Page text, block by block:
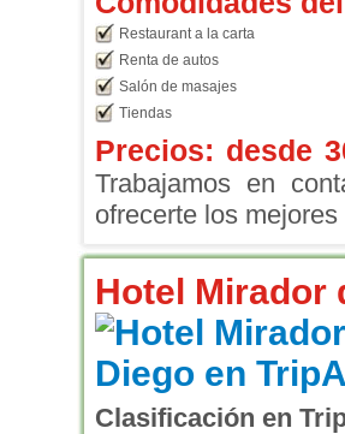
Restaurant a la carta
Renta de autos
Salón de masajes
Tiendas
Precios: desde
Trabajamos en
ofrecerte los
Hotel Mirador
Clasificación en